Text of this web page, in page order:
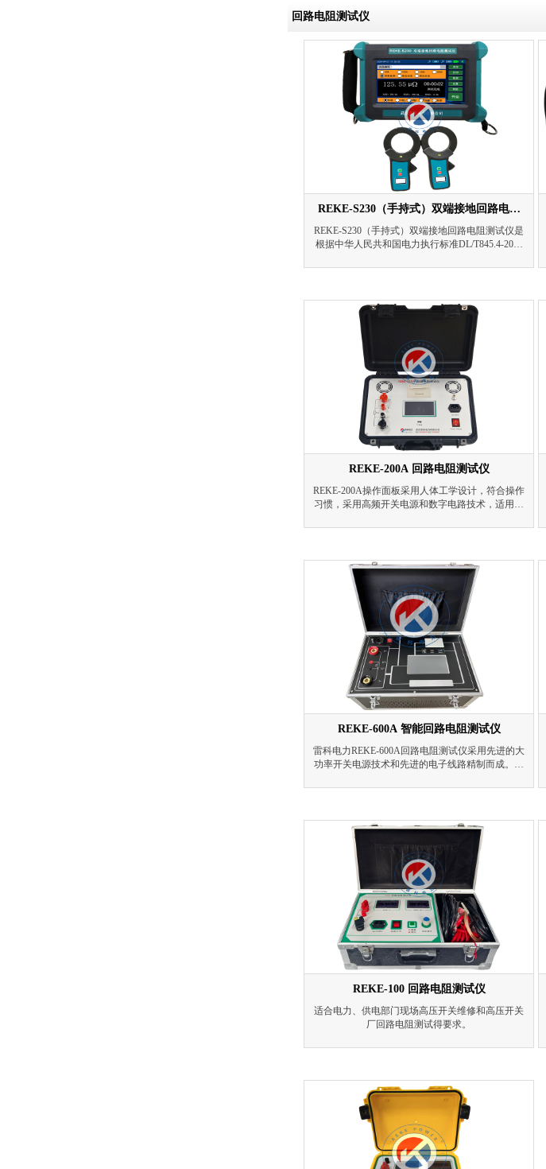
回路电阻测试仪
REKE-S230（手持式）双端接地回路电阻
测试仪
REKE-S230（手持式）双端接地回路电阻测试仪是
根据中华人民共和国电力执行标准DL/T845.4-2019
度、数字化开关检测仪器。该测试装置不仅适用于
且支持单端和双端接地测试技术，可免除拆解接地
回路，测试过程安全高效。
REKE-200A 回路电阻测试仪
REKE-200A操作面板采用人体工学设计，符合操作
习惯，采用高频开关电源和数字电路技术，适用于
标准推荐的直流100A。可在直流100A的情况下直
示，并有数据存储、输出打印、时间设置等功能，
另有50A、100A档位供用户选择;
REKE-600A 智能回路电阻测试仪
雷科电力REKE-600A回路电阻测试仪采用先进的大
功率开关电源技术和先进的电子线路精制而成。是
仪器。其电流采用国家标准GB736所推荐的标准直
本仪器具有体积小、重量轻、抗干扰能力强、精度
高、操作方便、保护功能完善等特点。
REKE-100 回路电阻测试仪
适合电力、供电部门现场高压开关维修和高压开关
厂回路电阻测试得要求。